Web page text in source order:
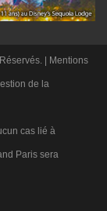
| Mentions
de la
cas lié à
Paris sera